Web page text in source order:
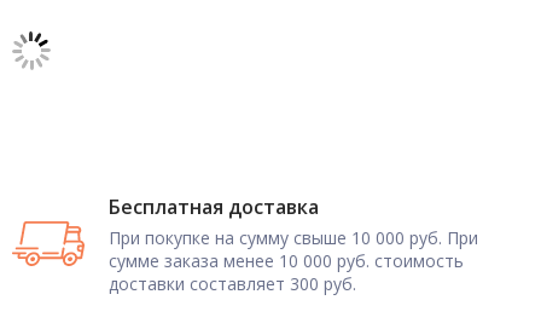
Бесплатная доставка
При покупке на сумму свыше 10 000 руб. При
сумме заказа менее 10 000 руб. стоимость
доставки составляет 300 руб.